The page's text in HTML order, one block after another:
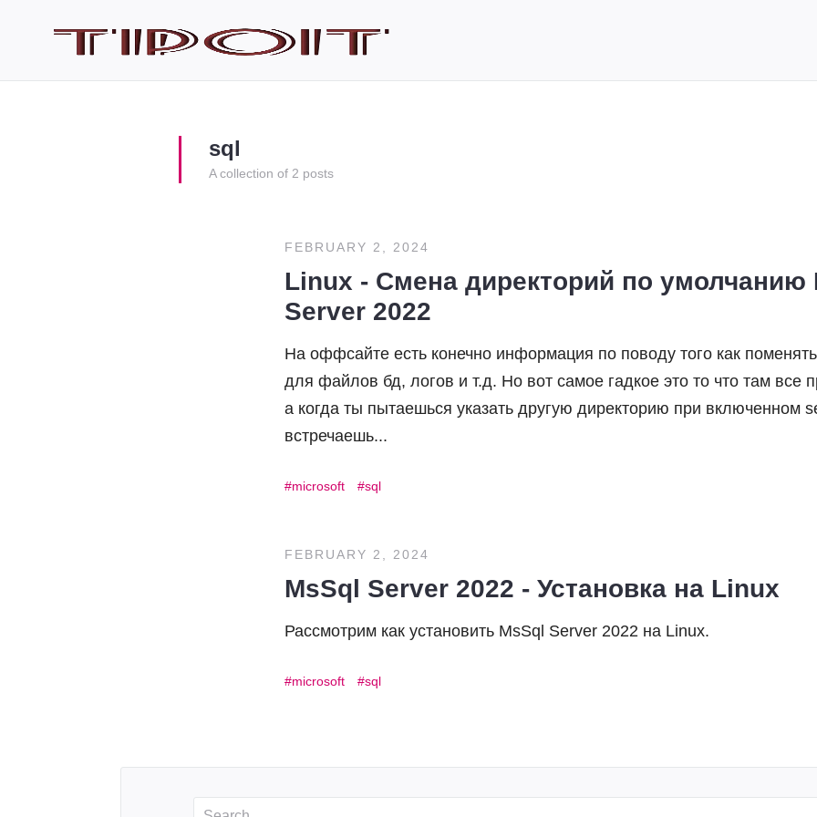
sql
A collection of 2 posts
FEBRUARY 2, 2024
Linux - Смена директорий по умолчанию
Server 2022
На оффсайте есть конечно информация по поводу того как
для файлов бд, логов и т.д. Но вот самое гадкое это то что там все
а когда ты пытаешься указать другую директорию при включенном
встречаешь...
microsoft sql
FEBRUARY 2, 2024
MsSql Server 2022 - Установка на Linux
Рассмотрим как установить MsSql Server 2022 на Linux.
microsoft sql